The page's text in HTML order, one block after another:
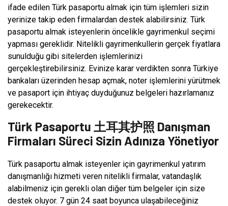
ifade edilen Türk pasaportu almak için tüm işlemleri sizin
yerinize takip eden firmalardan destek alabilirsiniz. Türk
pasaportu almak isteyenlerin öncelikle gayrimenkul seçimi
yapması gereklidir. Nitelikli gayrimenkullerin gerçek fiyatlara
sunulduğu gibi sitelerden işlemlerinizi
gerçekleştirebilirsiniz. Evinize karar verdikten sonra Türkiye
bankaları üzerinden hesap açmak, noter işlemlerini yürütmek
ve pasaport için ihtiyaç duyduğunuz belgeleri hazırlamanız
gerekecektir.
Türk Pasaportu 土耳其护照 Danışman
Firmaları Süreci Sizin Adınıza Yönetiyor
Türk pasaportu almak isteyenler için gayrimenkul yatırım
danışmanlığı hizmeti veren nitelikli firmalar, vatandaşlık
alabilmeniz için gerekli olan diğer tüm belgeler için size
destek oluyor. 7 gün 24 saat boyunca ulaşabileceğiniz